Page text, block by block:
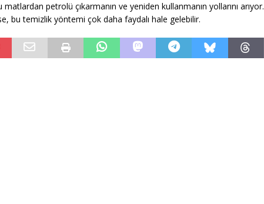
petrolü çıkarmanın ve yeniden kullanmanın yollarını arıyor.
bu temizlik yöntemi çok daha faydalı hale gelebilir.